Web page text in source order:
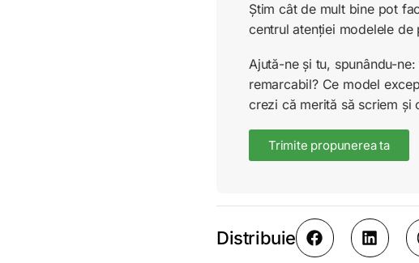
Știm cât de mult bine pot
centrul atenției modelele de
Ajută-ne și tu, spunându-
remarcabil? Ce model
crezi că merită să scriem și
Trimite propunerea ta
Distribuie